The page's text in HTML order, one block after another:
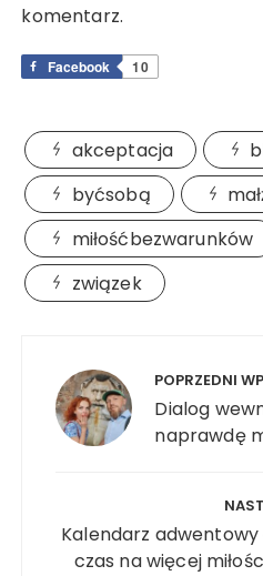
komentarz.
Facebook 10
akceptacja
byćsobą
miłośćbezwarunków
związek
wpisu POPRZEDNI
Dialog
naprawdę
Kalendarz
czas na więcej